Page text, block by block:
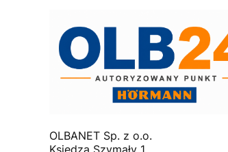
OLBANET Sp. z o.o.
Księdza Szymały 1,